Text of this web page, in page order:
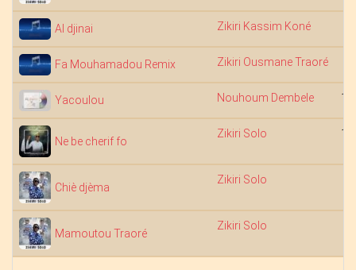
Al djinai Zikiri Kassim Koné
Fa Mouhamadou Remix Zikiri Ousmane Traoré
Yacoulou Nouhoum Dembele
Ne be cherif fo
Zikiri Solo
Chiè djèma
Zikiri Solo
Mamoutou Traoré
Zikiri Solo